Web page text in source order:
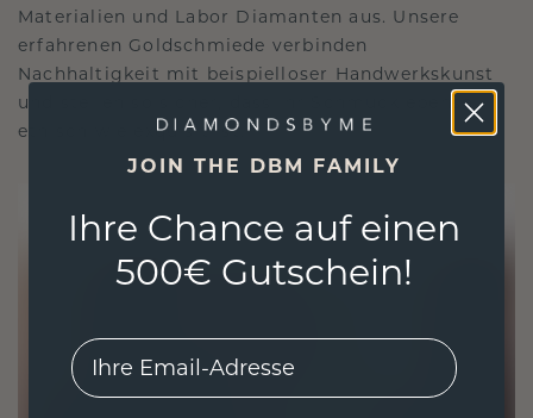
Materialien und Labor Diamanten aus. Unsere
erfahrenen Goldschmiede verbinden
Nachhaltigkeit mit beispielloser Handwerkskunst
und stellen so sicher, dass Ihr Schmuck ebenso
ethisch wie exquisit ist.
JOIN THE DBM FAMILY
Ihre Chance auf einen
500€ Gutschein!
EMail